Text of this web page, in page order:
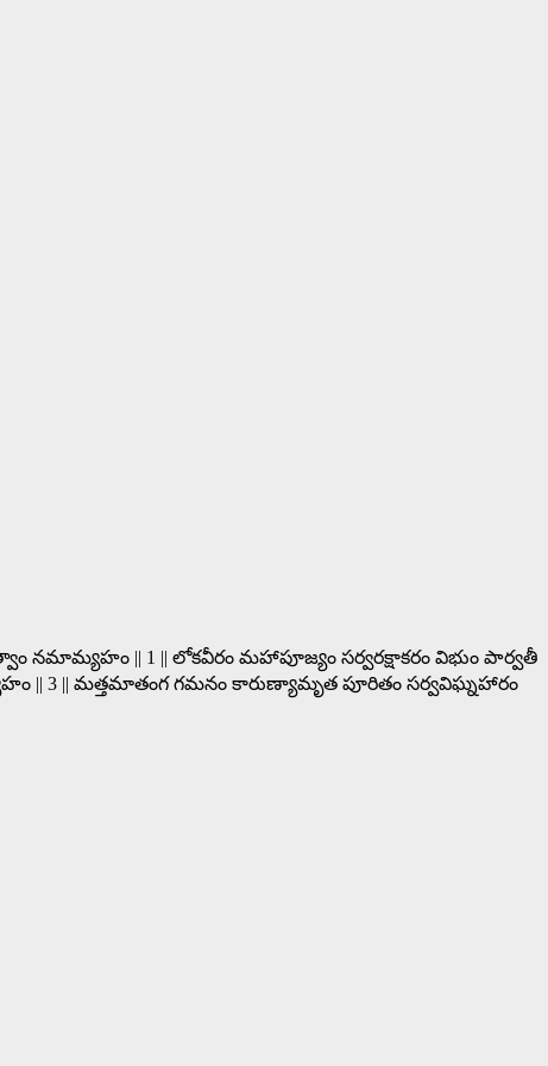
నమామ్యహం || 1 || లోకవీరం మహాపూజ్యం సర్వరక్షాకరం విభుం పార్వతీ
|| 3 || మత్తమాతంగ గమనం కారుణ్యామృత పూరితం సర్వవిఘ్నహారం